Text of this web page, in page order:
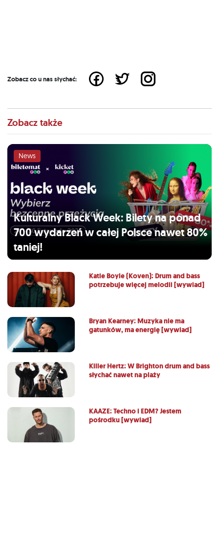
Zobacz co u nas słychać:
Zobacz także
Kulturalny Black Week: Bilety na ponad
700 wydarzeń w całej Polsce nawet 80%
taniej!
News
Katie Boyle (Koven): Drum and bass
potrzebuje więcej melodii [wywiad]
Bryan Kearney: Muzyka nie ma
gatunków, ma energię [wywiad]
Killer Hertz: W Brighton drum and bass
słychać nawet na plaży
KAAZE: Techno i EDM? Jestem
pośrodku [wywiad]